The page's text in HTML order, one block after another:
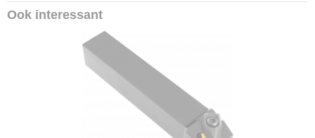
Ook interessant